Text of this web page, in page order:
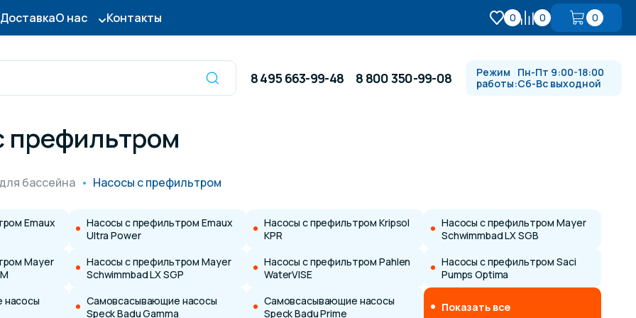
ДоставкаО нас Контакты 0 0 0
для бассейна
душевые стойки
покрытия Химия для бассейнов
8 495 663-99-48 8 800 350-99-08
Режим
работы:
Пн-Пт 9:00-18:00
Сб-Вс выходной
префильтром
бассейна Насосы с префильтром
Emaux
Насосы с префильтром Emaux
Ultra Power
Насосы с префильтром Kripsol
KPR
Насосы с префильтром Mayer
Schwimmbad LX SGB
Mayer
Насосы с префильтром Mayer
Schwimmbad LX SGP
Насосы с префильтром Pahlen
WaterVISE
Насосы с префильтром Saci
Pumps Optima
Самовсасывающие насосы
Speck Badu Gamma
Самовсасывающие насосы
Speck Badu Prime
Показать все